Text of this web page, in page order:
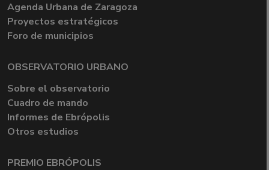
Agenda Urbana de Zaragoza
Proyectos estratégicos
Foro de municipios
OBSERVATORIO URBANO
Sobre el observatorio
Cuadro de mando
Informes de Ebrópolis
Otros estudios
PREMIO EBRÓPOLIS